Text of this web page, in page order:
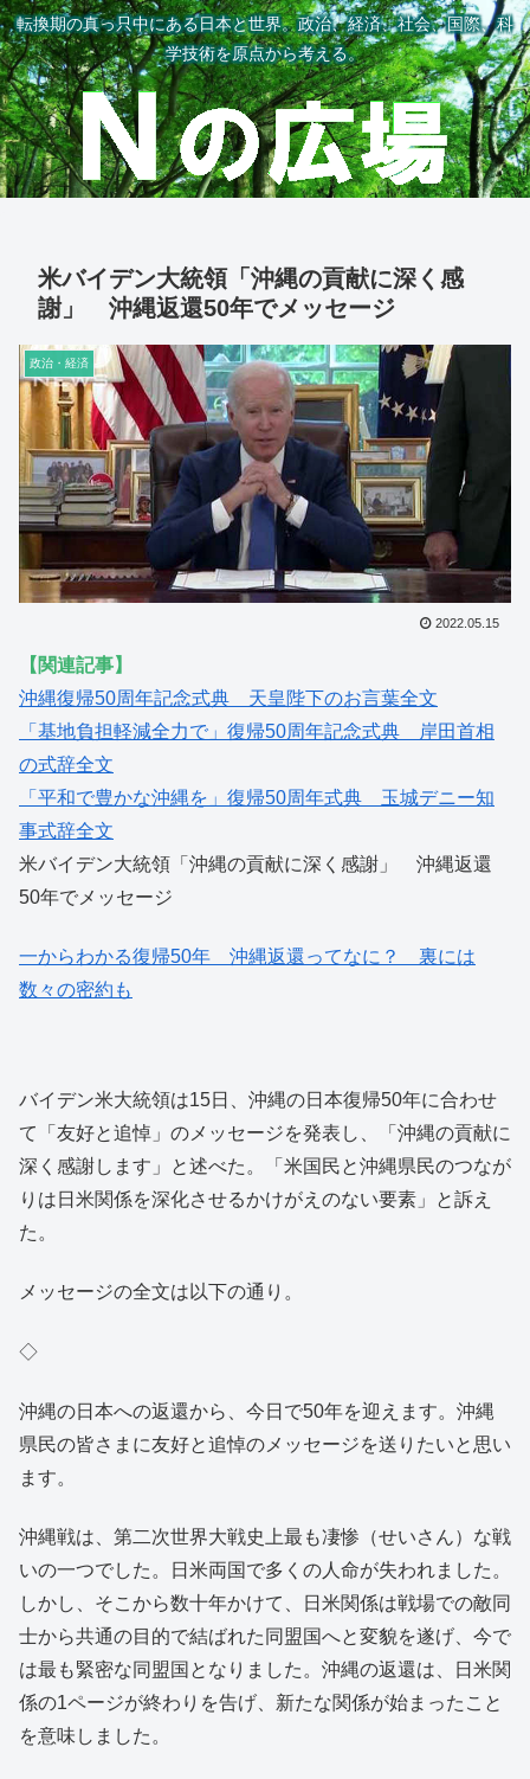
転換期の真っ只中にある日本と世界。政治、経済、社会、国際、科
学技術を原点から考える。
米バイデン大統領「沖縄の貢献に深く感
謝」 沖縄返還50年でメッセージ
政治・経済
2022.05.15
【関連記事】
沖縄復帰50周年記念式典 天皇陛下のお言葉全文
「基地負担軽減全力で」復帰50周年記念式典 岸田首相
の式辞全文
「平和で豊かな沖縄を」復帰50周年式典 玉城デニー知
事式辞全文
米バイデン大統領「沖縄の貢献に深く感謝」 沖縄返還
50年でメッセージ
一からわかる復帰50年 沖縄返還ってなに？ 裏には
数々の密約も
バイデン米大統領は15日、沖縄の日本復帰50年に合わせ
て「友好と追悼」のメッセージを発表し、「沖縄の貢献に
深く感謝します」と述べた。「米国民と沖縄県民のつなが
りは日米関係を深化させるかけがえのない要素」と訴え
た。
メッセージの全文は以下の通り。
◇
沖縄の日本への返還から、今日で50年を迎えます。沖縄
県民の皆さまに友好と追悼のメッセージを送りたいと思い
ます。
沖縄戦は、第二次世界大戦史上最も凄惨（せいさん）な戦
いの一つでした。日米両国で多くの人命が失われました。
しかし、そこから数十年かけて、日米関係は戦場での敵同
士から共通の目的で結ばれた同盟国へと変貌を遂げ、今で
は最も緊密な同盟国となりました。沖縄の返還は、日米関
係の1ページが終わりを告げ、新たな関係が始まったこと
を意味しました。